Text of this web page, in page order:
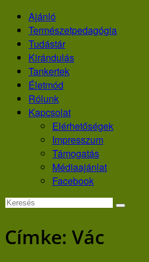
Skip
content
Ajánló
Természetpedagógia
Tudástár
Kirándulás
Tankertek
Életmód
Rólunk
Kapcsolat
Elérhetőségek
Impresszum
Támogatás
Médiaajánlat
Facebook
Címke: Vác